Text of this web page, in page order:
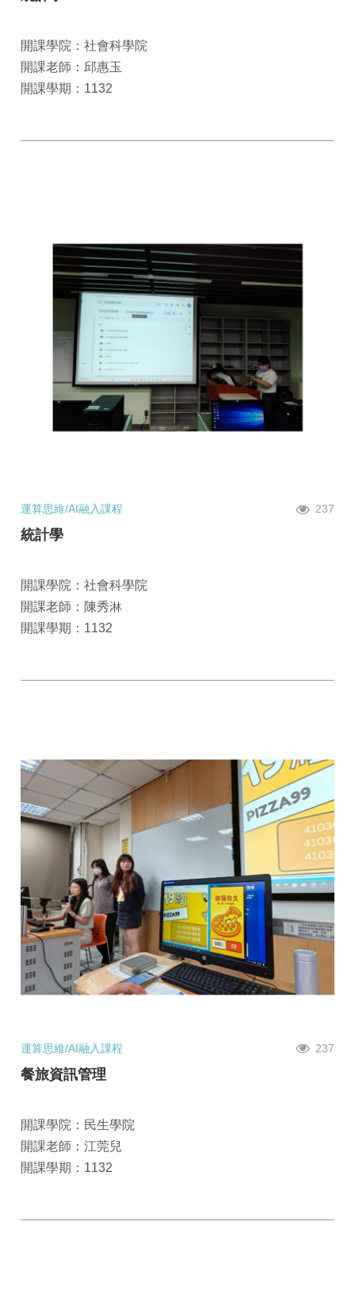
開課學院：社會科學院
開課老師：邱惠玉
開課學期：1132
運算思維/AI融入課程 237
統計學
開課學院：社會科學院
開課老師：陳秀淋
開課學期：1132
運算思維/AI融入課程 237
餐旅資訊管理
開課學院：民生學院
開課老師：江莞兒
開課學期：1132